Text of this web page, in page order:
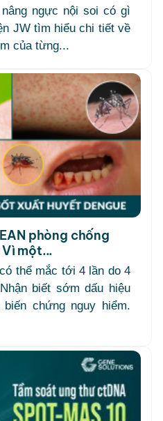
ngực nội soi có gì
JW tìm hiểu chi tiết về
của từng...
phòng chống
một...
thể mắc tới 4 lần do 4
biết sớm dấu hiệu
chứng nguy hiểm.